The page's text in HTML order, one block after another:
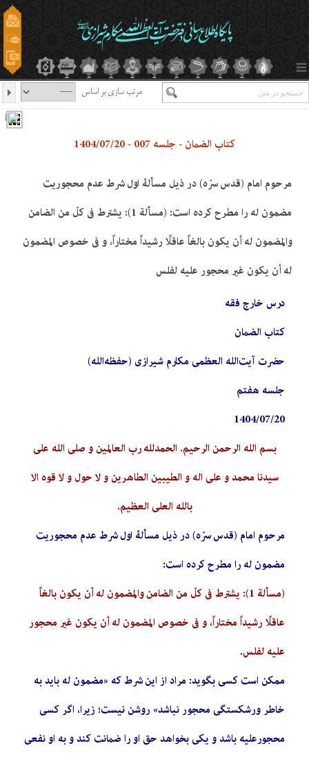
مرتب سازی بر اساس
کتاب الضمان - جلسه 007 - 1404/07/20
مرحوم امام (قدس سرّه) در ذیل مسألۀ اول شرط عدم محجوریت
مضمون له را مطرح کرده است: (مسألة 1): يشترط في كلّ من الضامن
والمضمون له أن يكون بالغاً عاقلًا رشيداً مختاراً، و في خصوص المضمون
له أن يكون غير محجور عليه لفلس
درس خارج فقه
کتاب الضمان
حضرت آیت‌الله العظمی مکارم شیرازی (حفظه‌الله)
جلسه هفتم
1404/07/20
بسم الله الرحمن الرحیم. الحمدلله رب العالمین و صلی الله علی
سیدنا محمد و علی اله و الطیبین الطاهرین و لا حول و لا قوه الا
بالله العلی العظیم.
مرحوم امام (قدس سرّه) در ذیل مسألۀ اول شرط عدم محجوریت
مضمون له را مطرح کرده است:
(مسألة 1): يشترط في كلّ من الضامن والمضمون له أن يكون بالغاً
عاقلًا رشيداً مختاراً، و في خصوص المضمون له أن يكون غير محجور
عليه لفلس.
ممکن است کسی بگوید: مراد از این شرط که «مضمون له باید به
خاطر ورشکستگی محجور نباشد» روشن نیست؛ زیرا، اگر کسی
محجورعلیه باشد و یکی بخواهد حق او را ضمانت کند و به او نفعی